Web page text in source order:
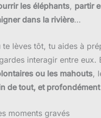
les éléphants, partir
dans la rivière…
te lèves tôt, tu aides à
interagir entre eux.
ou les mahouts,
de tout, et
moments gravés